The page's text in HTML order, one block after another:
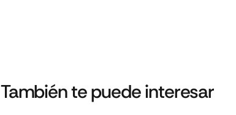
También te puede interesar